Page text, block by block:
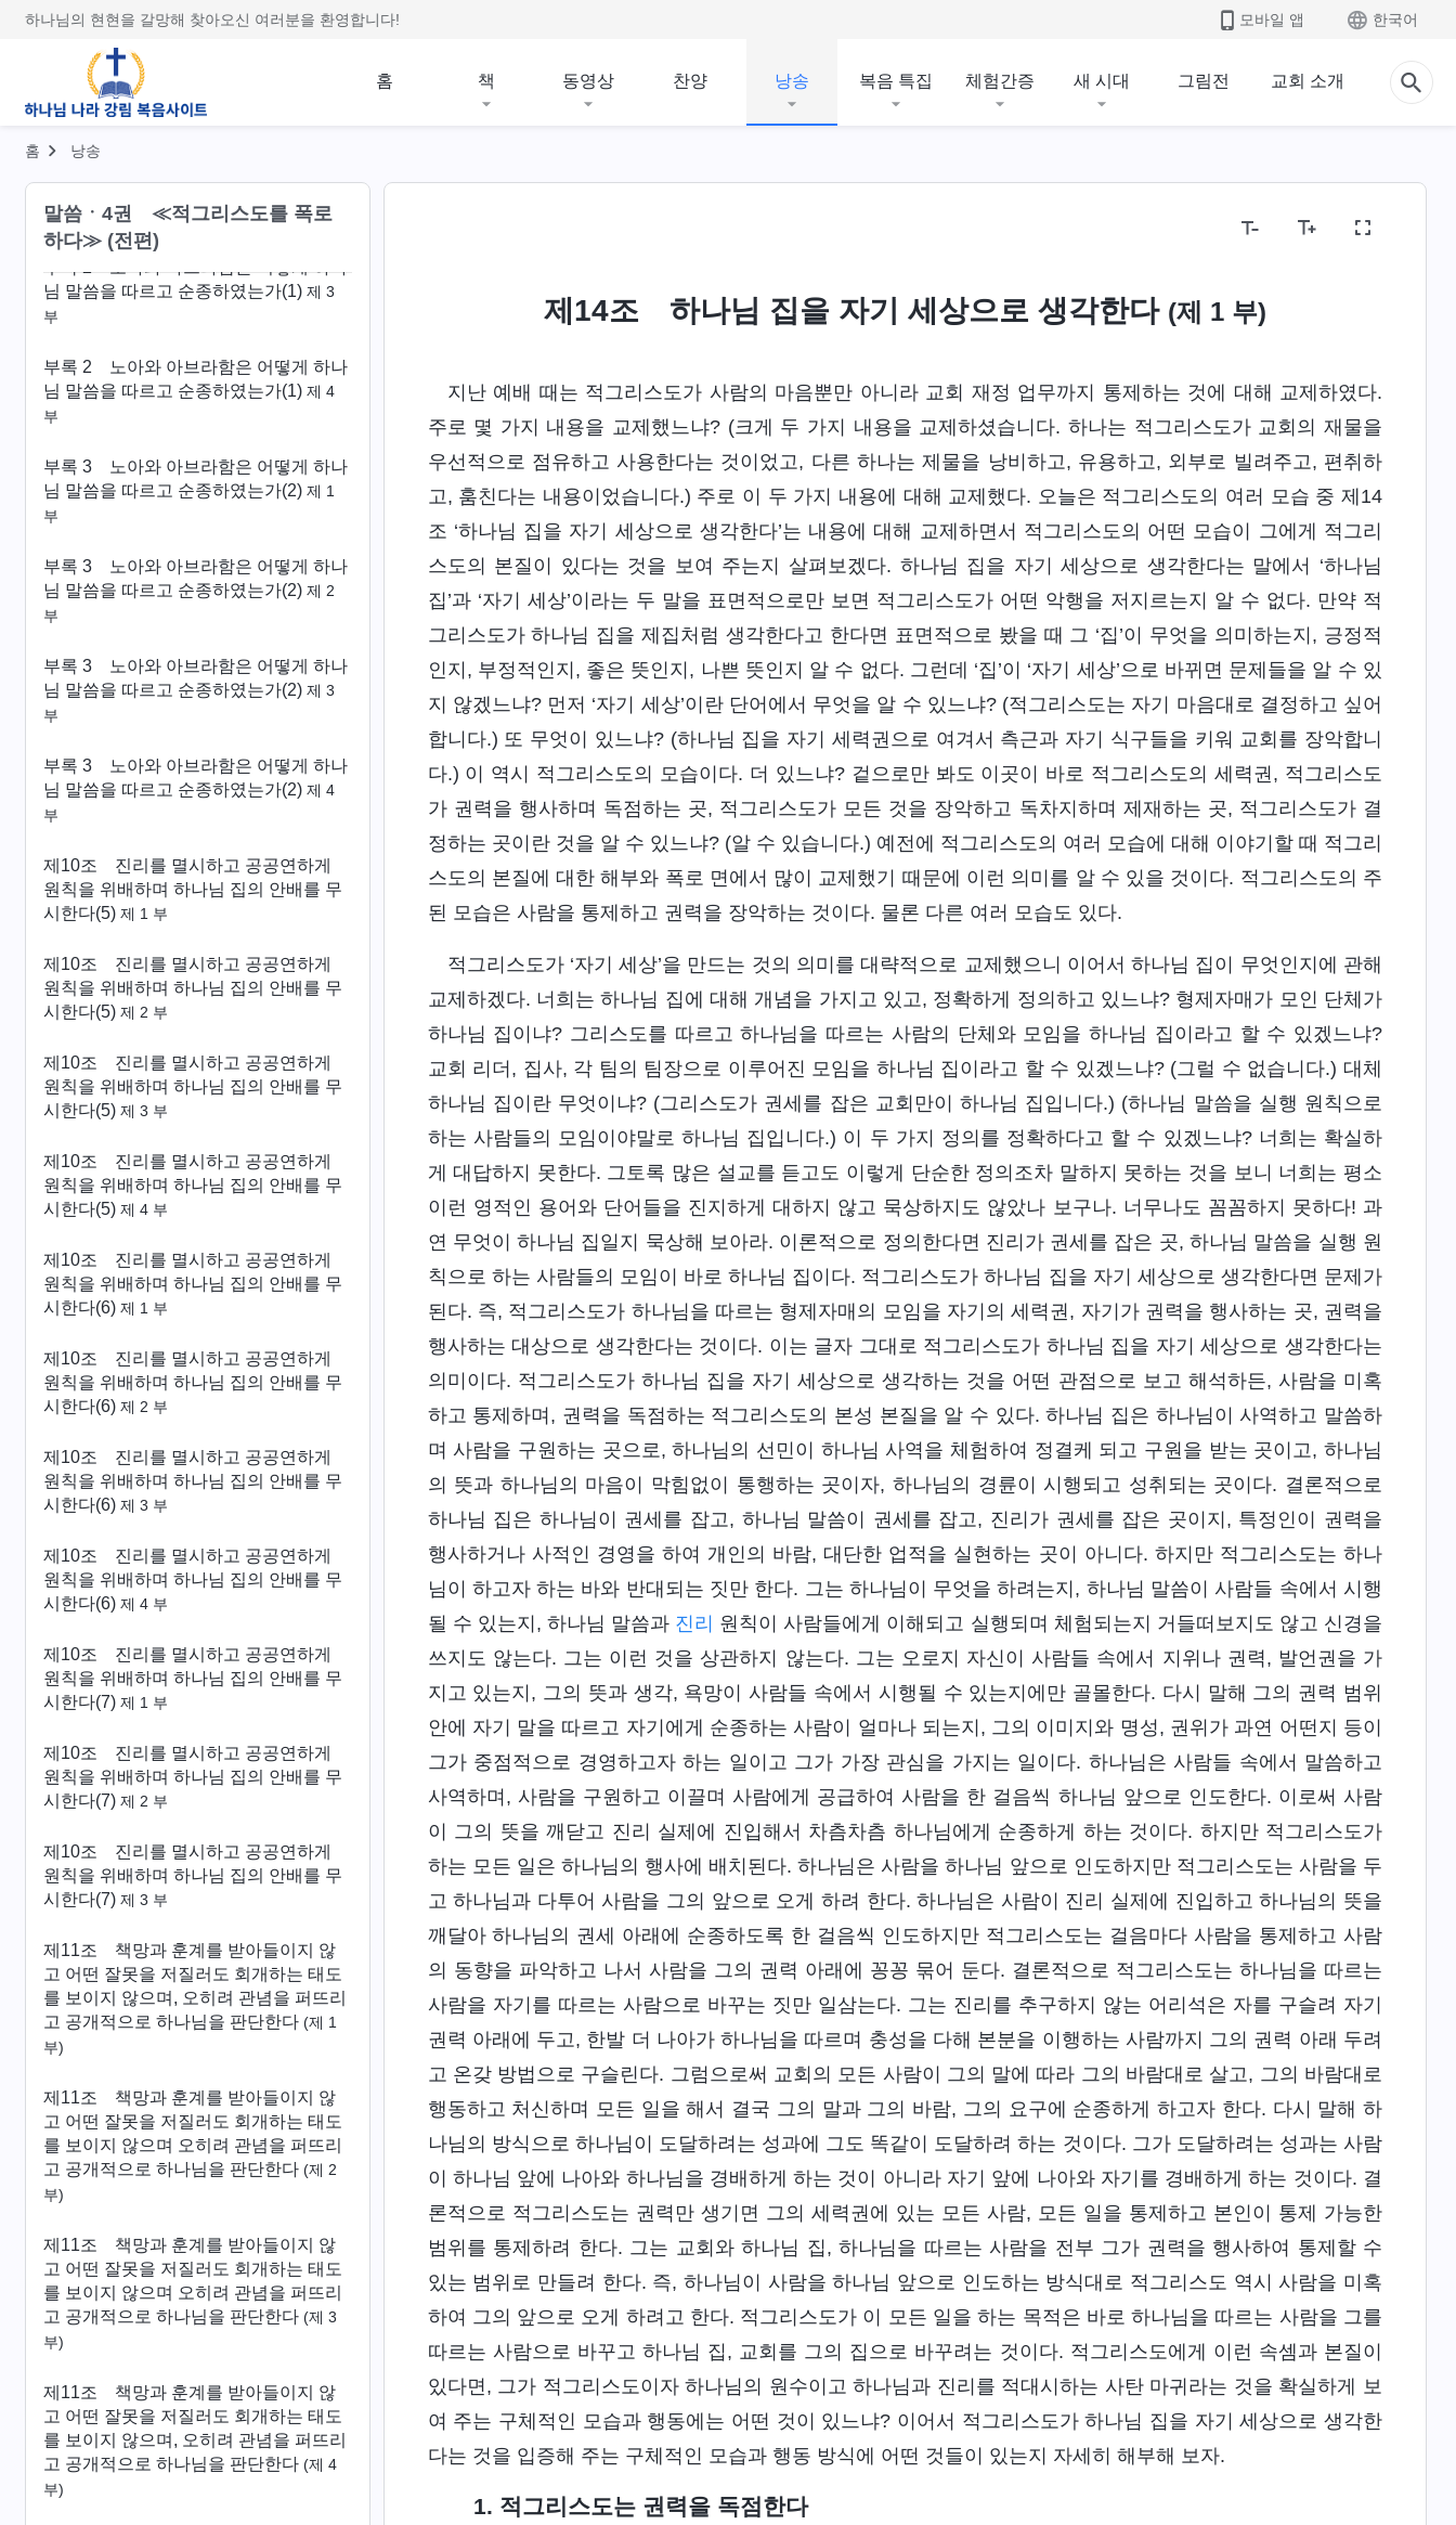
하나님의 현현을 갈망해 찾아오신 여러분을 환영합니다! 모바일 앱 한국어
홈 책 동영상 찬양 낭송 복음 특집 체험간증 새 시대 그림전 교회 소개
홈 낭송
말씀ㆍ4권 ≪적그리스도를 폭로
하다≫ (전편)
시한다(4) 제 4 부
부록 2
노아와 아브라함은 어떻게 하나
님 말씀을 따르고 순종하였는가(1)
부
부
님 말씀을 따르고 순종하였는가(1) 제 3
부
부록 2
노아와 아브라함은 어떻게 하나
님 말씀을 따르고 순종하였는가(1) 제 4
부
부록 3
노아와 아브라함은 어떻게 하나
님 말씀을 따르고 순종하였는가(2) 제 1
부
부록 3
노아와 아브라함은 어떻게 하나
님 말씀을 따르고 순종하였는가(2) 제 2
부
부록 3
노아와 아브라함은 어떻게 하나
님 말씀을 따르고 순종하였는가(2) 제 3
부
부록 3
노아와 아브라함은 어떻게 하나
님 말씀을 따르고 순종하였는가(2) 제 4
부
제10조 진리를 멸시하고 공공연하게
원칙을 위배하며 하나님 집의 안배를 무
시한다(5) 제 1 부
제10조 진리를 멸시하고 공공연하게
원칙을 위배하며 하나님 집의 안배를 무
시한다(5) 제 2 부
제10조 진리를 멸시하고 공공연하게
원칙을 위배하며 하나님 집의 안배를 무
시한다(5) 제 3 부
제10조 진리를 멸시하고 공공연하게
원칙을 위배하며 하나님 집의 안배를 무
시한다(5) 제 4 부
제10조 진리를 멸시하고 공공연하게
원칙을 위배하며 하나님 집의 안배를 무
시한다(6) 제 1 부
제10조 진리를 멸시하고 공공연하게
원칙을 위배하며 하나님 집의 안배를 무
시한다(6) 제 2 부
제10조 진리를 멸시하고 공공연하게
원칙을 위배하며 하나님 집의 안배를 무
시한다(6) 제 3 부
제10조 진리를 멸시하고 공공연하게
원칙을 위배하며 하나님 집의 안배를 무
시한다(6) 제 4 부
제10조 진리를 멸시하고 공공연하게
원칙을 위배하며 하나님 집의 안배를 무
시한다(7) 제 1 부
제10조 진리를 멸시하고 공공연하게
원칙을 위배하며 하나님 집의 안배를 무
시한다(7) 제 2 부
제10조 진리를 멸시하고 공공연하게
원칙을 위배하며 하나님 집의 안배를 무
시한다(7) 제 3 부
제11조 책망과 훈계를 받아들이지 않
고 어떤 잘못을 저질러도 회개하는 태도
를 보이지 않으며, 오히려 관념을 퍼뜨리
고 공개적으로 하나님을 판단한다 (제 1
부)
제11조 책망과 훈계를 받아들이지 않
고 어떤 잘못을 저질러도 회개하는 태도
를 보이지 않으며 오히려 관념을 퍼뜨리
고 공개적으로 하나님을 판단한다 (제 2
부)
제11조 책망과 훈계를 받아들이지 않
고 어떤 잘못을 저질러도 회개하는 태도
를 보이지 않으며 오히려 관념을 퍼뜨리
고 공개적으로 하나님을 판단한다 (제 3
부)
제11조 책망과 훈계를 받아들이지 않
고 어떤 잘못을 저질러도 회개하는 태도
를 보이지 않으며, 오히려 관념을 퍼뜨리
고 공개적으로 하나님을 판단한다 (제 4
부)
제14조 하나님 집을 자기 세상으로 생각한다 (제 1 부)
지난 예배 때는 적그리스도가 사람의 마음뿐만 아니라 교회 재정 업무까지 통제하는 것에 대해 교제하였다.
주로 몇 가지 내용을 교제했느냐? (크게 두 가지 내용을 교제하셨습니다. 하나는 적그리스도가 교회의 재물을
우선적으로 점유하고 사용한다는 것이었고, 다른 하나는 제물을 낭비하고, 유용하고, 외부로 빌려주고, 편취하
고, 훔친다는 내용이었습니다.) 주로 이 두 가지 내용에 대해 교제했다. 오늘은 적그리스도의 여러 모습 중 제14
조 ‘하나님 집을 자기 세상으로 생각한다’는 내용에 대해 교제하면서 적그리스도의 어떤 모습이 그에게 적그리
스도의 본질이 있다는 것을 보여 주는지 살펴보겠다. 하나님 집을 자기 세상으로 생각한다는 말에서 ‘하나님
집’과 ‘자기 세상’이라는 두 말을 표면적으로만 보면 적그리스도가 어떤 악행을 저지르는지 알 수 없다. 만약 적
그리스도가 하나님 집을 제집처럼 생각한다고 한다면 표면적으로 봤을 때 그 ‘집’이 무엇을 의미하는지, 긍정적
인지, 부정적인지, 좋은 뜻인지, 나쁜 뜻인지 알 수 없다. 그런데 ‘집’이 ‘자기 세상’으로 바뀌면 문제들을 알 수 있
지 않겠느냐? 먼저 ‘자기 세상’이란 단어에서 무엇을 알 수 있느냐? (적그리스도는 자기 마음대로 결정하고 싶어
합니다.) 또 무엇이 있느냐? (하나님 집을 자기 세력권으로 여겨서 측근과 자기 식구들을 키워 교회를 장악합니
다.) 이 역시 적그리스도의 모습이다. 더 있느냐? 겉으로만 봐도 이곳이 바로 적그리스도의 세력권, 적그리스도
가 권력을 행사하며 독점하는 곳, 적그리스도가 모든 것을 장악하고 독차지하며 제재하는 곳, 적그리스도가 결
정하는 곳이란 것을 알 수 있느냐? (알 수 있습니다.) 예전에 적그리스도의 여러 모습에 대해 이야기할 때 적그리
스도의 본질에 대한 해부와 폭로 면에서 많이 교제했기 때문에 이런 의미를 알 수 있을 것이다. 적그리스도의 주
된 모습은 사람을 통제하고 권력을 장악하는 것이다. 물론 다른 여러 모습도 있다.
적그리스도가 ‘자기 세상’을 만드는 것의 의미를 대략적으로 교제했으니 이어서 하나님 집이 무엇인지에 관해
교제하겠다. 너희는 하나님 집에 대해 개념을 가지고 있고, 정확하게 정의하고 있느냐? 형제자매가 모인 단체가
하나님 집이냐? 그리스도를 따르고 하나님을 따르는 사람의 단체와 모임을 하나님 집이라고 할 수 있겠느냐?
교회 리더, 집사, 각 팀의 팀장으로 이루어진 모임을 하나님 집이라고 할 수 있겠느냐? (그럴 수 없습니다.) 대체
하나님 집이란 무엇이냐? (그리스도가 권세를 잡은 교회만이 하나님 집입니다.) (하나님 말씀을 실행 원칙으로
하는 사람들의 모임이야말로 하나님 집입니다.) 이 두 가지 정의를 정확하다고 할 수 있겠느냐? 너희는 확실하
게 대답하지 못한다. 그토록 많은 설교를 듣고도 이렇게 단순한 정의조차 말하지 못하는 것을 보니 너희는 평소
이런 영적인 용어와 단어들을 진지하게 대하지 않고 묵상하지도 않았나 보구나. 너무나도 꼼꼼하지 못하다! 과
연 무엇이 하나님 집일지 묵상해 보아라. 이론적으로 정의한다면 진리가 권세를 잡은 곳, 하나님 말씀을 실행 원
칙으로 하는 사람들의 모임이 바로 하나님 집이다. 적그리스도가 하나님 집을 자기 세상으로 생각한다면 문제가
된다. 즉, 적그리스도가 하나님을 따르는 형제자매의 모임을 자기의 세력권, 자기가 권력을 행사하는 곳, 권력을
행사하는 대상으로 생각한다는 것이다. 이는 글자 그대로 적그리스도가 하나님 집을 자기 세상으로 생각한다는
의미이다. 적그리스도가 하나님 집을 자기 세상으로 생각하는 것을 어떤 관점으로 보고 해석하든, 사람을 미혹
하고 통제하며, 권력을 독점하는 적그리스도의 본성 본질을 알 수 있다. 하나님 집은 하나님이 사역하고 말씀하
며 사람을 구원하는 곳으로, 하나님의 선민이 하나님 사역을 체험하여 정결케 되고 구원을 받는 곳이고, 하나님
의 뜻과 하나님의 마음이 막힘없이 통행하는 곳이자, 하나님의 경륜이 시행되고 성취되는 곳이다. 결론적으로
하나님 집은 하나님이 권세를 잡고, 하나님 말씀이 권세를 잡고, 진리가 권세를 잡은 곳이지, 특정인이 권력을
행사하거나 사적인 경영을 하여 개인의 바람, 대단한 업적을 실현하는 곳이 아니다. 하지만 적그리스도는 하나
님이 하고자 하는 바와 반대되는 짓만 한다. 그는 하나님이 무엇을 하려는지, 하나님 말씀이 사람들 속에서 시행
될 수 있는지, 하나님 말씀과 진리 원칙이 사람들에게 이해되고 실행되며 체험되는지 거들떠보지도 않고 신경을
쓰지도 않는다. 그는 이런 것을 상관하지 않는다. 그는 오로지 자신이 사람들 속에서 지위나 권력, 발언권을 가
지고 있는지, 그의 뜻과 생각, 욕망이 사람들 속에서 시행될 수 있는지에만 골몰한다. 다시 말해 그의 권력 범위
안에 자기 말을 따르고 자기에게 순종하는 사람이 얼마나 되는지, 그의 이미지와 명성, 권위가 과연 어떤지 등이
그가 중점적으로 경영하고자 하는 일이고 그가 가장 관심을 가지는 일이다. 하나님은 사람들 속에서 말씀하고
사역하며, 사람을 구원하고 이끌며 사람에게 공급하여 사람을 한 걸음씩 하나님 앞으로 인도한다. 이로써 사람
이 그의 뜻을 깨닫고 진리 실제에 진입해서 차츰차츰 하나님에게 순종하게 하는 것이다. 하지만 적그리스도가
하는 모든 일은 하나님의 행사에 배치된다. 하나님은 사람을 하나님 앞으로 인도하지만 적그리스도는 사람을 두
고 하나님과 다투어 사람을 그의 앞으로 오게 하려 한다. 하나님은 사람이 진리 실제에 진입하고 하나님의 뜻을
깨달아 하나님의 권세 아래에 순종하도록 한 걸음씩 인도하지만 적그리스도는 걸음마다 사람을 통제하고 사람
의 동향을 파악하고 나서 사람을 그의 권력 아래에 꽁꽁 묶어 둔다. 결론적으로 적그리스도는 하나님을 따르는
사람을 자기를 따르는 사람으로 바꾸는 짓만 일삼는다. 그는 진리를 추구하지 않는 어리석은 자를 구슬려 자기
권력 아래에 두고, 한발 더 나아가 하나님을 따르며 충성을 다해 본분을 이행하는 사람까지 그의 권력 아래 두려
고 온갖 방법으로 구슬린다. 그럼으로써 교회의 모든 사람이 그의 말에 따라 그의 바람대로 살고, 그의 바람대로
행동하고 처신하며 모든 일을 해서 결국 그의 말과 그의 바람, 그의 요구에 순종하게 하고자 한다. 다시 말해 하
나님의 방식으로 하나님이 도달하려는 성과에 그도 똑같이 도달하려 하는 것이다. 그가 도달하려는 성과는 사람
이 하나님 앞에 나아와 하나님을 경배하게 하는 것이 아니라 자기 앞에 나아와 자기를 경배하게 하는 것이다. 결
론적으로 적그리스도는 권력만 생기면 그의 세력권에 있는 모든 사람, 모든 일을 통제하고 본인이 통제 가능한
범위를 통제하려 한다. 그는 교회와 하나님 집, 하나님을 따르는 사람을 전부 그가 권력을 행사하여 통제할 수
있는 범위로 만들려 한다. 즉, 하나님이 사람을 하나님 앞으로 인도하는 방식대로 적그리스도 역시 사람을 미혹
하여 그의 앞으로 오게 하려고 한다. 적그리스도가 이 모든 일을 하는 목적은 바로 하나님을 따르는 사람을 그를
따르는 사람으로 바꾸고 하나님 집, 교회를 그의 집으로 바꾸려는 것이다. 적그리스도에게 이런 속셈과 본질이
있다면, 그가 적그리스도이자 하나님의 원수이고 하나님과 진리를 적대시하는 사탄 마귀라는 것을 확실하게 보
여 주는 구체적인 모습과 행동에는 어떤 것이 있느냐? 이어서 적그리스도가 하나님 집을 자기 세상으로 생각한
다는 것을 입증해 주는 구체적인 모습과 행동 방식에 어떤 것들이 있는지 자세히 해부해 보자.
1. 적그리스도는 권력을 독점한다